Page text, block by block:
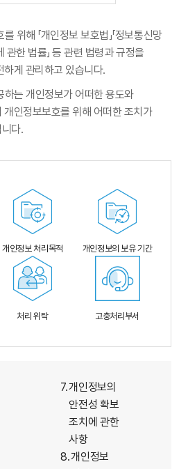
위해 「개인정보 보호법」「정보통신망
한 법률」 등 관련 법령과 규정을
게 관리하고 있습니다.
는 개인정보가 어떠한 용도와
개인정보보호를 위해 어떠한 조치가
다.
개인정보 처리목적 개인정보의 보유 기간
처리 위탁 고충처리부서
7.개인정보의
안전성 확보
조치에 관한
사항
8.개인정보